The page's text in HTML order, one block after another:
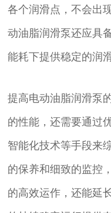
各个润滑点，不会出
动油脂润滑泵还应具
能耗下提供稳定的润
提高电动油脂润滑泵
的性能，还需要通过
智能化技术等手段来
的保养和细致的监控
的高效运作，还能延